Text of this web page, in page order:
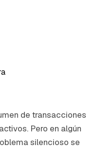
de transacciones
Pero en algún
silencioso se